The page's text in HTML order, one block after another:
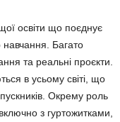
освіти що поєднує
навчання. Багато
та реальні проєкти.
в усьому світі, що
Окрему роль
з гуртожитками,